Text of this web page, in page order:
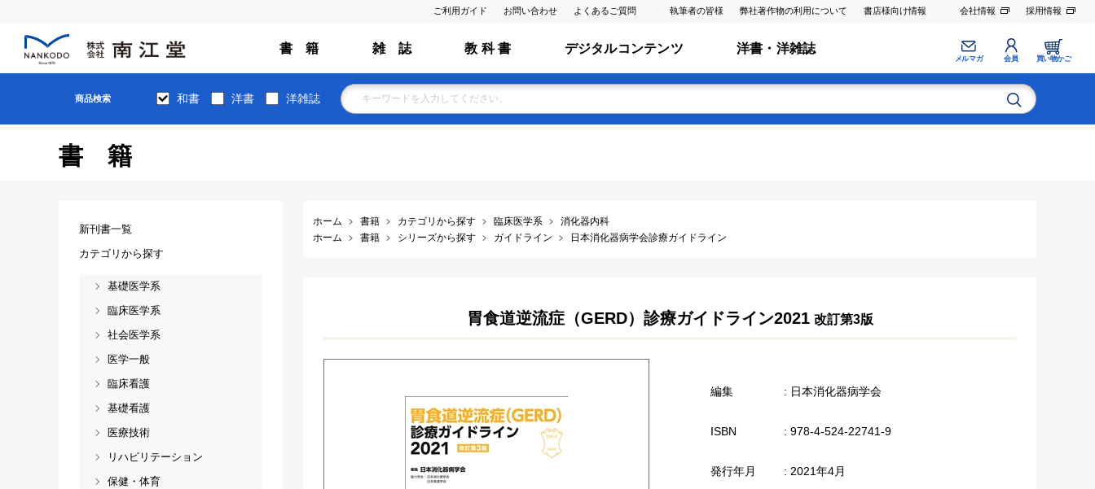
ご利用ガイド お問い合わせ よくあるご質問 執筆者の皆様 弊社著作物の利用について 書店様向け情報 会社情報 採用情報
書 籍 雑 誌 教 科 書 デジタルコンテンツ 洋書・洋雑誌
メルマガ 会員 買い物かご
商品検索 和書 洋書 洋雑誌
書籍
ホーム 書籍 カテゴリから探す 臨床医学系
消化器内科
ホーム
書籍 シリーズから探す ガイドライン 日本消化器病学会診療ガイドライン
胃食道逆流症（GERD）診療ガイドライン2021 改訂第3版
編集 : 日本消化器病学会
ISBN : 978-4-524-22741-9
発行年月 : 2021年4月
新刊書一覧
カテゴリから探す
基礎医学系
臨床医学系
社会医学系
医学一般
臨床看護
基礎看護
医療技術
リハビリテーション
保健・体育